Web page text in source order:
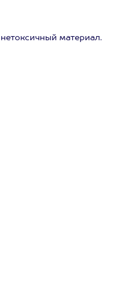
материал.